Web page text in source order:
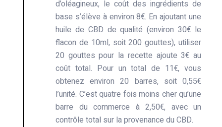
d’oléagineux, le coût des ingrédients de
base s’élève à environ 8€. En ajoutant une
huile de CBD de qualité (environ 30€ le
flacon de 10ml, soit 200 gouttes), utiliser
20 gouttes pour la recette ajoute 3€ au
coût total. Pour un total de 11€, vous
obtenez environ 20 barres, soit 0,55€
l’unité. C’est quatre fois moins cher qu’une
barre du commerce à 2,50€, avec un
contrôle total sur la provenance du CBD.